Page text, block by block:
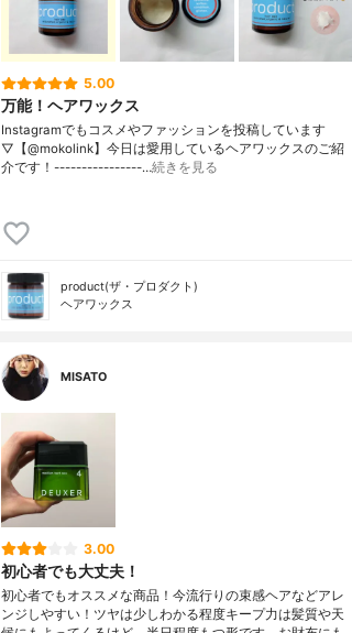
5.00
万能！ヘアワックス
Instagramでもコスメやファッションを投稿しています
▽【@mokolink】今日は愛用しているヘアワックスのご紹
介です！ ----------------…続きを見る
product(ザ・プロダクト)
ヘアワックス
MISATO
3.00
初心者でも大丈夫！
初心者でもオススメな商品！今流行りの束感ヘアなどアレ
ンジしやすい！ツヤは少しわかる程度キープ力は髪質や天